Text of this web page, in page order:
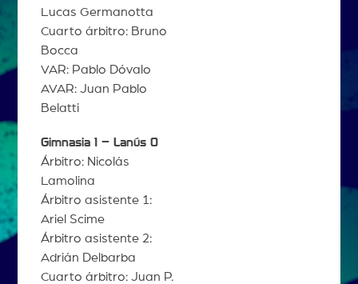
Lucas Germanotta
Cuarto árbitro: Bruno
Bocca
VAR: Pablo Dóvalo
AVAR: Juan Pablo
Belatti
Gimnasia 1 – Lanús 0
Árbitro: Nicolás
Lamolina
Árbitro asistente 1:
Ariel Scime
Árbitro asistente 2:
Adrián Delbarba
Cuarto árbitro: Juan P.